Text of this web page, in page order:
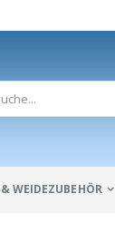
WEIDEZUBEHÖR